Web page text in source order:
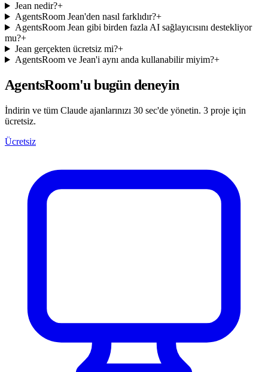
Jean nedir?+
AgentsRoom Jean'den nasıl farklıdır?+
AgentsRoom Jean gibi birden fazla AI sağlayıcısını destekliyor
mu?+
Jean gerçekten ücretsiz mi?+
AgentsRoom ve Jean'i aynı anda kullanabilir miyim?+
AgentsRoom'u bugün deneyin
İndirin ve tüm Claude ajanlarınızı 30 sec'de yönetin. 3 proje için
ücretsiz.
Ücretsiz